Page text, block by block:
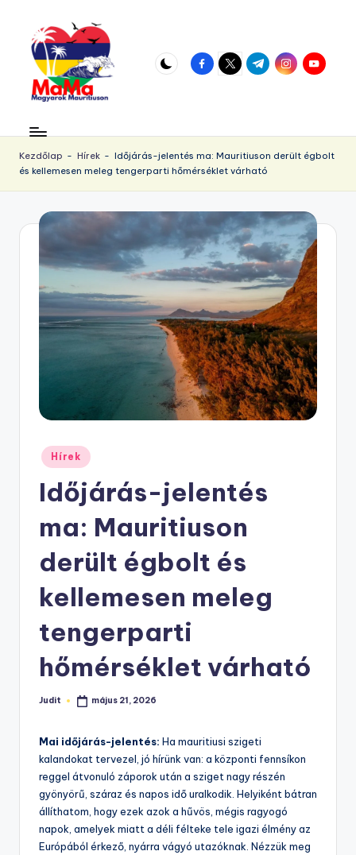
content
u
ri
ti
az
örökös
napsütés!
facebook.com
twitter.com
t.me instagram.com
Kezdőlap - Hírek - Időjárás-jelentés ma: Mauritiuson derült égbolt
és kellemesen meleg tengerparti hőmérséklet várható
Posted
in
Hírek
Időjárás-jelentés
ma: Mauritiuson
derült égbolt és
kellemesen meleg
tengerparti
hőmérséklet várható
Posted
Judit május 21, 2026
Mai időjárás-jelentés: Ha mauritiusi szigeti
kalandokat tervezel, jó hírünk van: a központi fennsíkon
reggel átvonuló záporok után a sziget nagy részén
gyönyörű, száraz és napos idő uralkodik. Helyiként bátran
állíthatom, hogy ezek azok a hűvös, mégis ragyogó
napok, amelyek miatt a déli félteke tele igazi élmény az
Európából érkező, nyárra vágyó utazóknak. Nézzük meg